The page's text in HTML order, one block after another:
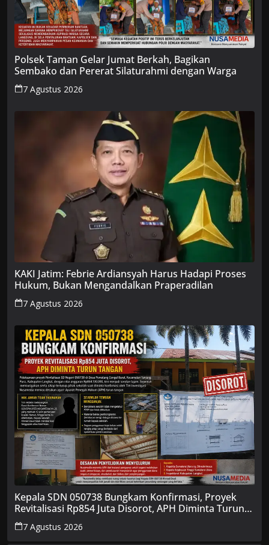
Polsek Taman Gelar Jumat Berkah, Bagikan
Sembako dan Pererat Silaturahmi dengan Warga
7 Agustus 2026
KAKI Jatim: Febrie Ardiansyah Harus Hadapi Proses
Hukum, Bukan Mengandalkan Praperadilan
7 Agustus 2026
Kepala SDN 050738 Bungkam Konfirmasi, Proyek
Revitalisasi Rp854 Juta Disorot, APH Diminta Turun
Tangan
7 Agustus 2026